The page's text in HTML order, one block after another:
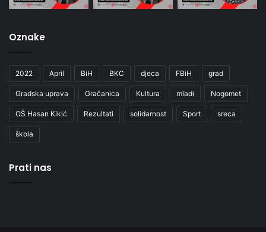
Oznake
2022 April BiH BKC djeca FBiH grad
Gradska uprava Gračanica Kultura mladi Nogomet
OŠ Hasan Kikić Rezultati solidarnost Sport sreca
škola
Prati nas